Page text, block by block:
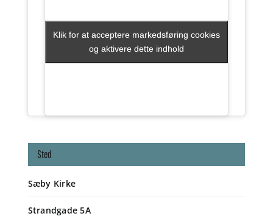
Sted
Sæby Kirke
Strandgade 5A
Klik for at acceptere markedsføring cookies
og aktivere dette indhold
Klik for at acceptere markedsføring cookies
og aktivere dette indhold